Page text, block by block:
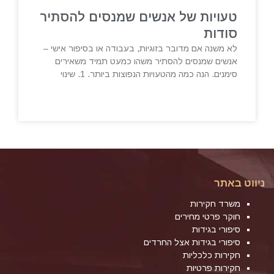
טעויות של אנשים שמנסים להסתיר
סודות
לא משנה אם מדובר בזוגיות, בעבודה או בסיפור אישי –
אנשים שמנסים להסתיר משהו כמעט תמיד משאירים
סימנים. הנה כמה מהטעויות הנפוצות ביותר. 1. שינוי
ניווט באתר
משרד חקירות
חוקר פרטי מחירים
סיפורי בגידות
סיפורי בגידות אצל החרדים
חקירות כלכליות
חקירות פרטיות